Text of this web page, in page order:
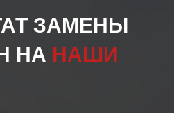
ЗАМЕНЫ
НА НАШИ